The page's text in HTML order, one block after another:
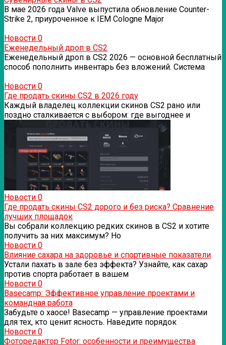
В мае 2026 года Valve выпустила обновление Counter-
Strike 2, приуроченное к IEM Cologne Major
Новости 0
Еженедельный дроп в CS2
Еженедельный дроп в CS2 2026 — основной бесплатный
способ пополнить инвентарь без вложений. Система
Новости 0
Где продать скины CS2 в 2026 году
Каждый владелец коллекции скинов CS2 рано или
поздно сталкивается с выбором: где выгоднее и
Новости 0
Где продать скины CS2 дорого и без риска? Сравнение
лучших площадок
Вы собрали коллекцию редких скинов в CS2 и хотите
получить за них максимум? Но
Новости 0
Влияние сахара на здоровье и спортивные показатели
Устали пахать в зале без эффекта? Узнайте, как сахар
против спорта работает в вашем
Новости 0
Basecamp: Эффективное управление проектами и
командная работа
Забудьте о хаосе! Basecamp — управление проектами
для тех, кто ценит ясность. Наведите порядок
Новости 0
Фоторедактор Fotor: особенности и преимущества